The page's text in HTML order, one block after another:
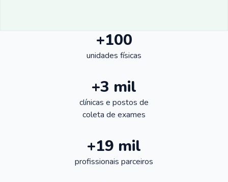
+100
unidades físicas
+3 mil
clínicas e postos de
coleta de exames
+19 mil
profissionais parceiros